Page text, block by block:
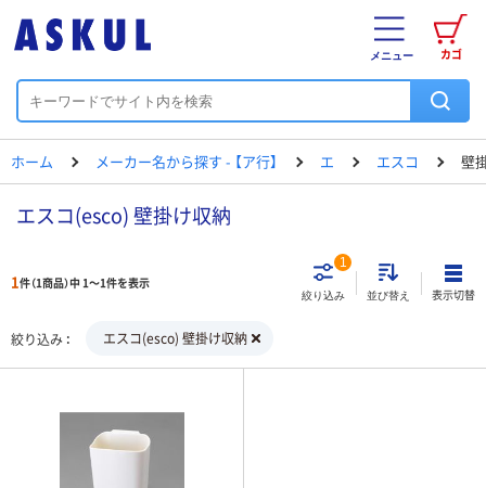
カゴ
メニュー
ホーム メーカー名から探す - 【ア行】 エ エスコ 壁
エスコ(esco) 壁掛け収納
1件（1商品）中 1～1件を表示
絞り込み
1
並び替え 表示切替
絞り込み エスコ(esco) 壁掛け収納